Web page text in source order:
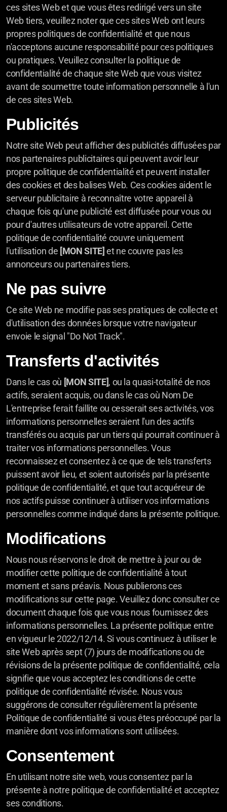
ces sites Web et que vous êtes redirigé vers un site
Web tiers, veuillez noter que ces sites Web ont leurs
propres politiques de confidentialité et que nous
n'acceptons aucune responsabilité pour ces politiques
ou pratiques. Veuillez consulter la politique de
confidentialité de chaque site Web que vous visitez
avant de soumettre toute information personnelle à l'un
de ces sites Web.
Publicités
Notre site Web peut afficher des publicités diffusées par
nos partenaires publicitaires qui peuvent avoir leur
propre politique de confidentialité et peuvent installer
des cookies et des balises Web. Ces cookies aident le
serveur publicitaire à reconnaître votre appareil à
chaque fois qu'une publicité est diffusée pour vous ou
pour d'autres utilisateurs de votre appareil. Cette
politique de confidentialité couvre uniquement
l'utilisation de [MON SITE] et ne couvre pas les
annonceurs ou partenaires tiers.
Ne pas suivre
Ce site Web ne modifie pas ses pratiques de collecte et
d'utilisation des données lorsque votre navigateur
envoie le signal "Do Not Track".
Transferts d'activités
Dans le cas où [MON SITE] , ou la quasi-totalité de nos
actifs, seraient acquis, ou dans le cas où Nom De
L'entreprise ferait faillite ou cesserait ses activités, vos
informations personnelles seraient l'un des actifs
transférés ou acquis par un tiers qui pourrait continuer à
traiter vos informations personnelles. Vous
reconnaissez et consentez à ce que de tels transferts
puissent avoir lieu, et soient autorisés par la présente
politique de confidentialité, et que tout acquéreur de
nos actifs puisse continuer à utiliser vos informations
personnelles comme indiqué dans la présente politique.
Modifications
Nous nous réservons le droit de mettre à jour ou de
modifier cette politique de confidentialité à tout
moment et sans préavis. Nous publierons ces
modifications sur cette page. Veuillez donc consulter ce
document chaque fois que vous nous fournissez des
informations personnelles. La présente politique entre
en vigueur le 2022/12/14. Si vous continuez à utiliser le
site Web après sept (7) jours de modifications ou de
révisions de la présente politique de confidentialité, cela
signifie que vous acceptez les conditions de cette
politique de confidentialité révisée. Nous vous
suggérons de consulter régulièrement la présente
Politique de confidentialité si vous êtes préoccupé par la
manière dont vos informations sont utilisées.
Consentement
En utilisant notre site web, vous consentez par la
présente à notre politique de confidentialité et acceptez
ses conditions.